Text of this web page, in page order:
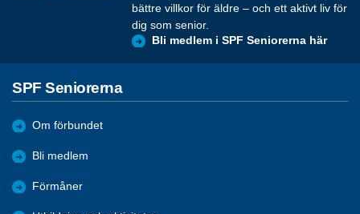
bättre villkor för äldre – och ett aktivt liv för
dig som senior.
Bli medlem i SPF Seniorerna här
SPF Seniorerna
Om förbundet
Bli medlem
Förmåner